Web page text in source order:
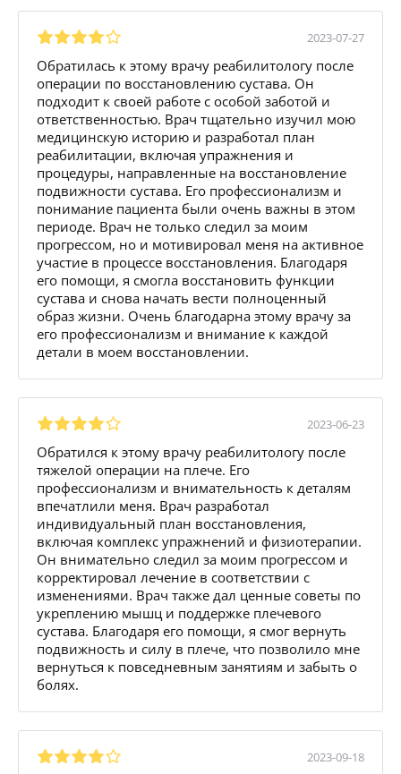
2023-07-27
Обратилась к этому врачу реабилитологу после
операции по восстановлению сустава. Он
подходит к своей работе с особой заботой и
ответственностью. Врач тщательно изучил мою
медицинскую историю и разработал план
реабилитации, включая упражнения и
процедуры, направленные на восстановление
подвижности сустава. Его профессионализм и
понимание пациента были очень важны в этом
периоде. Врач не только следил за моим
прогрессом, но и мотивировал меня на активное
участие в процессе восстановления. Благодаря
его помощи, я смогла восстановить функции
сустава и снова начать вести полноценный
образ жизни. Очень благодарна этому врачу за
его профессионализм и внимание к каждой
детали в моем восстановлении.
2023-06-23
Обратился к этому врачу реабилитологу после
тяжелой операции на плече. Его
профессионализм и внимательность к деталям
впечатлили меня. Врач разработал
индивидуальный план восстановления,
включая комплекс упражнений и физиотерапии.
Он внимательно следил за моим прогрессом и
корректировал лечение в соответствии с
изменениями. Врач также дал ценные советы по
укреплению мышц и поддержке плечевого
сустава. Благодаря его помощи, я смог вернуть
подвижность и силу в плече, что позволило мне
вернуться к повседневным занятиям и забыть о
болях.
2023-09-18